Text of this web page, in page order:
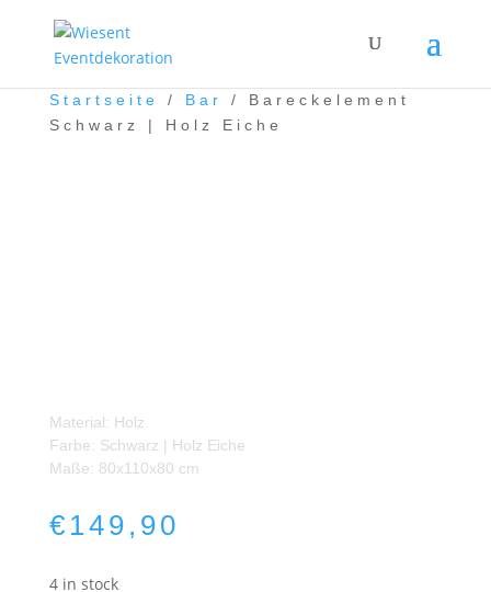
Startseite / Bar
/ Bareckelement
Schwarz | Holz Eiche
Material: Holz
Farbe: Schwarz | Holz Eiche
Maße: 80x110x80 cm
€ 149,90
4 in stock